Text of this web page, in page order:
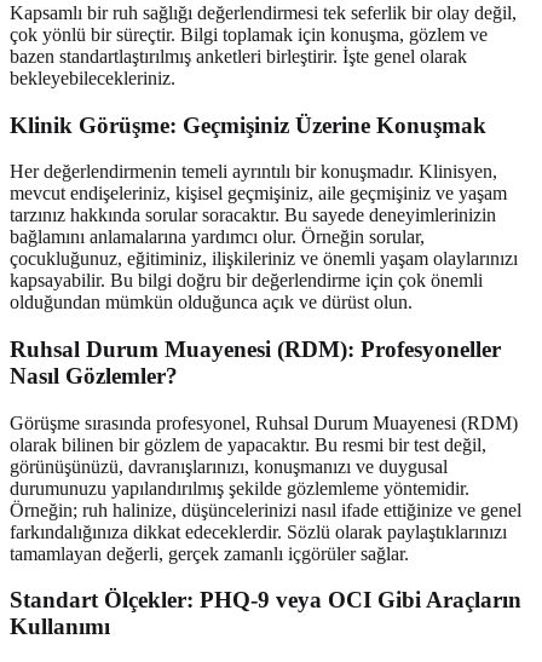
Kapsamlı bir ruh sağlığı değerlendirmesi tek seferlik bir olay değil,
çok yönlü bir süreçtir. Bilgi toplamak için konuşma, gözlem ve
bazen standartlaştırılmış anketleri birleştirir. İşte genel olarak
bekleyebilecekleriniz.
Klinik Görüşme: Geçmişiniz Üzerine Konuşmak
Her değerlendirmenin temeli ayrıntılı bir konuşmadır. Klinisyen,
mevcut endişeleriniz, kişisel geçmişiniz, aile geçmişiniz ve yaşam
tarzınız hakkında sorular soracaktır. Bu sayede deneyimlerinizin
bağlamını anlamalarına yardımcı olur. Örneğin sorular,
çocukluğunuz, eğitiminiz, ilişkileriniz ve önemli yaşam olaylarınızı
kapsayabilir. Bu bilgi doğru bir değerlendirme için çok önemli
olduğundan mümkün olduğunca açık ve dürüst olun.
Ruhsal Durum Muayenesi (RDM): Profesyoneller
Nasıl Gözlemler?
Görüşme sırasında profesyonel, Ruhsal Durum Muayenesi (RDM)
olarak bilinen bir gözlem de yapacaktır. Bu resmi bir test değil,
görünüşünüzü, davranışlarınızı, konuşmanızı ve duygusal
durumunuzu yapılandırılmış şekilde gözlemleme yöntemidir.
Örneğin; ruh halinize, düşüncelerinizi nasıl ifade ettiğinize ve genel
farkındalığınıza dikkat edeceklerdir. Sözlü olarak paylaştıklarınızı
tamamlayan değerli, gerçek zamanlı içgörüler sağlar.
Standart Ölçekler: PHQ-9 veya OCI Gibi Araçların
Kullanımı